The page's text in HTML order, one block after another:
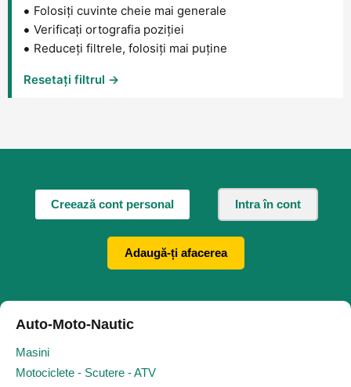
Folosiți cuvinte cheie mai generale
Verificați ortografia poziției
Reduceți filtrele, folosiți mai puține
Resetați filtrul →
Creează cont personal Intra în cont
Adaugă-ți afacerea
Auto-Moto-Nautic
Masini
Motociclete - Scutere - ATV